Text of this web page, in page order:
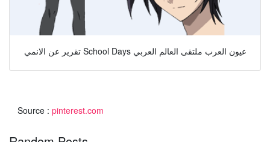
تقرير عن الانمي School Days عيون العرب ملتقى العالم العربي
Source : pinterest.com